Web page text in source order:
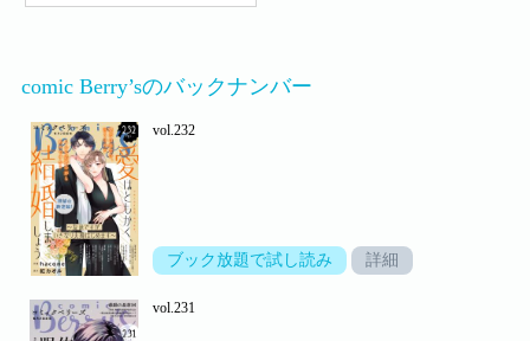
comic Berry’sのバックナンバー
vol.232
ブック放題で試し読み 詳細
vol.231